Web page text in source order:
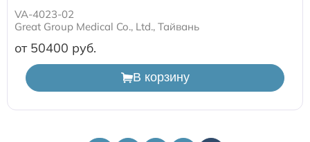
VA-4023-02
Great Group Medical Co., Ltd., Тайвань
от 50400
В корзину